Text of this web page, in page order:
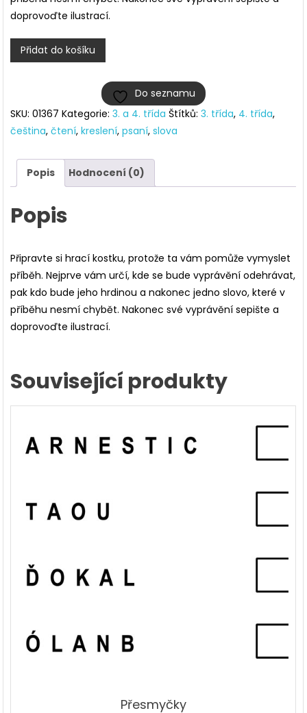
doprovoďte ilustrací.
Tvůrčí
psaní
si
příběh
Přidat do košíku
Do seznamu
SKU:01367 Kategorie:3. a 4. třída Štítků:3. třída, 4. třída,
čeština,čtení,kreslení,psaní,slova
Popis Hodnocení (0)
Popis
Připravte si hrací kostku, protože ta vám pomůže vymyslet
příběh. Nejprve vám určí, kde se bude vyprávění odehrávat,
pak kdo bude jeho hrdinou a nakonec jedno slovo, které v
příběhu nesmí chybět. Nakonec své vyprávění sepište a
doprovoďte ilustrací.
Související produkty
Přesmyčky